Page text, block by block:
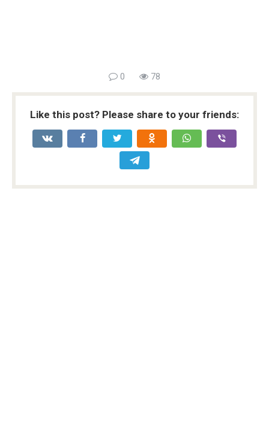
0 78
Like this post? Please share to your friends: